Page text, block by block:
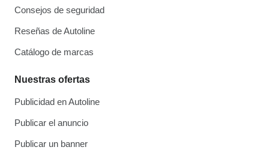
Consejos de seguridad
Reseñas de Autoline
Catálogo de marcas
Nuestras ofertas
Publicidad en Autoline
Publicar el anuncio
Publicar un banner